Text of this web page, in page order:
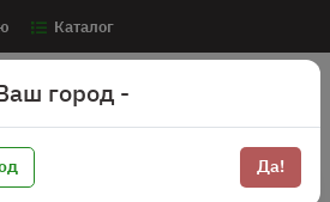
Каталог
город -
Да!